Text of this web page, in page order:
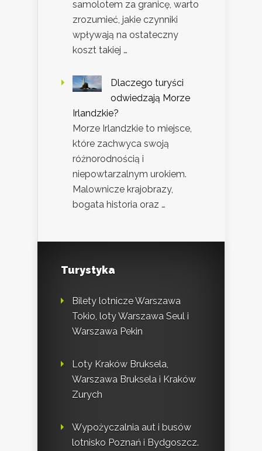
samolotem za granicę, warto
zrozumieć, jakie czynniki
wpływają na ostateczny
koszt takiej …
Dlaczego turyści
odwiedzają Morze
Irlandzkie?
Morze Irlandzkie to miejsce,
które zachwyca swoją
różnorodnością i
niepowtarzalnym urokiem.
Malownicze krajobrazy,
bogata historia oraz …
Turystyka
Bilety lotnicze Warszawa
Tokio, loty Warszawa Seul i
Warszawa Pekin
Loty Kraków Bruksela,
Warszawa Bruksela i Kraków
Zurych
Wypożyczalnia aut i busów
lotnisko Poznań i Bydgoszcz.